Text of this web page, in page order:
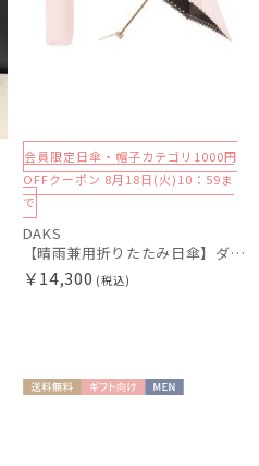
会員限定日傘・帽子カテゴリ1000円
OFFクーポン 8月18日(火)10：59ま
で
DAKS
【晴雨兼用折りたたみ日傘】ダックス（DAKS）ジャガード×ボーラー刺繍 遮光99.99％ UV99％ 日本製
￥14,300 (税込)